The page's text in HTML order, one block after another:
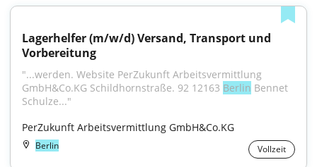
Lagerhelfer (m/w/d) Versand, Transport und
Vorbereitung
"...werden. Website PerZukunft Arbeitsvermittlung
GmbH&Co.KG Schildhornstraße. 92 12163 Berlin Bennet
Schulze..."
PerZukunft Arbeitsvermittlung GmbH&Co.KG
Berlin Vollzeit